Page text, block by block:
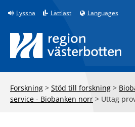
Till innehåll på sidan
Lyssna Lättläst Languages
Forskning > Stöd till forskning >
service - Biobanken norr > Uttag